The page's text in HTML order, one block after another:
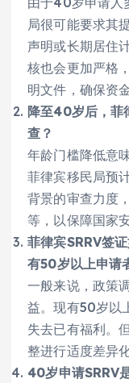
局很可能要求其
声明或长期居住
核也会更加严格
明文件，确保资
降至40岁后，菲
查？
年龄门槛降低意
菲律宾移民局预
背景的审查力度
等，以保障国家
菲律宾SRRV签
有50岁以上申请
一般来说，政策
益。现有50岁以
失去已有福利。
整进行适度差异
40岁申请SRRV